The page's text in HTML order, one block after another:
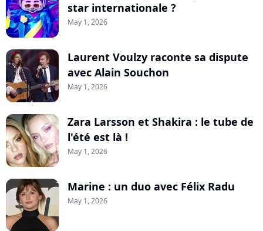
star internationale ?
May 1, 2026
Laurent Voulzy raconte sa dispute
avec Alain Souchon
May 1, 2026
Zara Larsson et Shakira : le tube de
l'été est là !
May 1, 2026
Marine : un duo avec Félix Radu
May 1, 2026